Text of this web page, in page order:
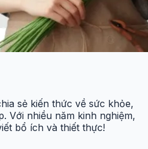
sẻ kiến thức về sức khỏe,
Với nhiều năm kinh nghiệm,
bổ ích và thiết thực!